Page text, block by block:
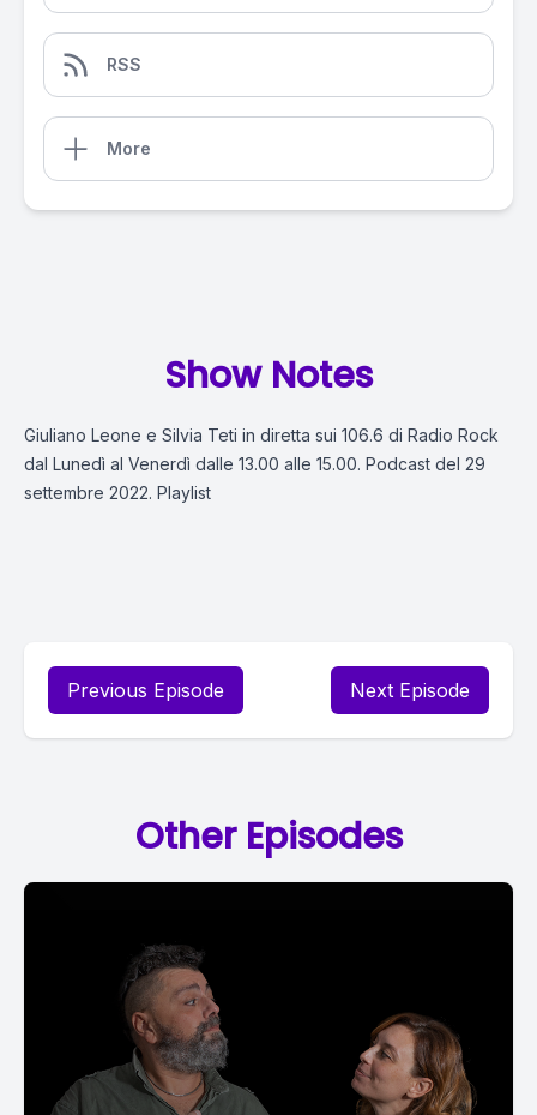
RSS
More
Show Notes
Giuliano Leone e Silvia Teti in diretta sui 106.6 di Radio Rock
dal Lunedì al Venerdì dalle 13.00 alle 15.00. Podcast del 29
settembre 2022. Playlist
Previous Episode Next Episode
Other Episodes